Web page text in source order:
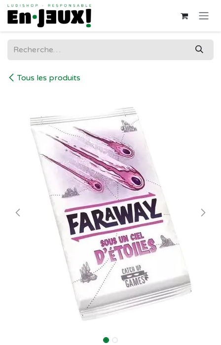
Se rendre au contenu
Tous les produits